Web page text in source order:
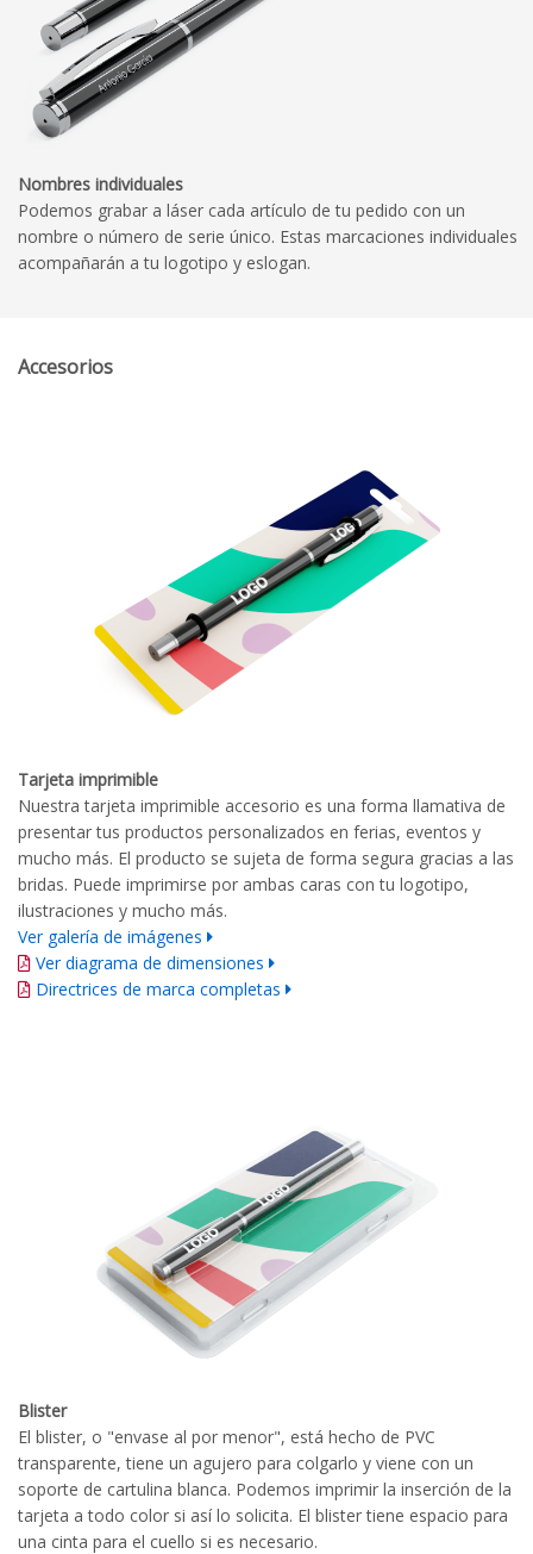
Nombres individuales
Podemos grabar a láser cada artículo de tu pedido con un
nombre o número de serie único. Estas marcaciones individuales
acompañarán a tu logotipo y eslogan.
Accesorios
Tarjeta imprimible
Nuestra tarjeta imprimible accesorio es una forma llamativa de
presentar tus productos personalizados en ferias, eventos y
mucho más. El producto se sujeta de forma segura gracias a las
bridas. Puede imprimirse por ambas caras con tu logotipo,
ilustraciones y mucho más.
Ver galería de imágenes
Ver diagrama de dimensiones
Directrices de marca completas
Blister
El blister, o "envase al por menor", está hecho de PVC
transparente, tiene un agujero para colgarlo y viene con un
soporte de cartulina blanca. Podemos imprimir la inserción de la
tarjeta a todo color si así lo solicita. El blister tiene espacio para
una cinta para el cuello si es necesario.